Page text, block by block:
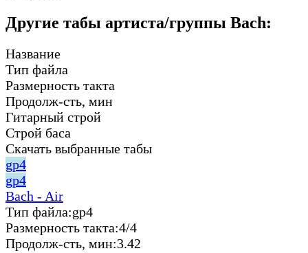
Другие табы артиста/группы Bach:
Название
Тип файла
Размерность такта
Продолж-сть, мин
Гитарный строй
Строй баса
Скачать выбранные табы
gp4
gp4
Bach - Air
Тип файла:gp4
Размерность такта:4/4
Продолж-сть, мин:3.42